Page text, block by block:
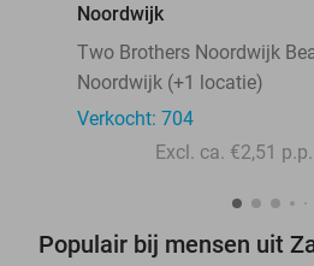
Noordwijk
Two Brothers Noordwijk
Noordwijk (+1 locatie)
Verkocht: 704
Excl. ca. €2,51
Populair bij mensen uit